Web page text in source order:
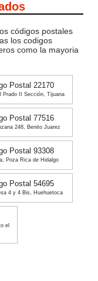
códigos postales
los codigos
como la mayoria
Postal 22170
Prado II Sección, Tijuana
Postal 77516
248, Benito Juarez
Postal 93308
Poza Rica de Hidalgo
Postal 54695
4 y 4 Bis, Huehuetoca
el